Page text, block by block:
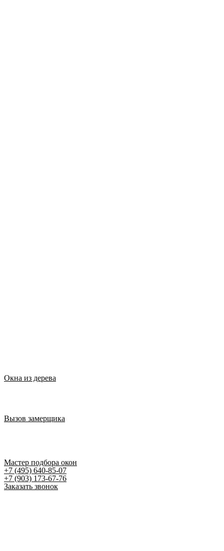
Окна из дерева
Вызов замерщика
Мастер подбора окон
+7 (495) 640-85-07
+7 (903) 173-67-76
Заказать звонок